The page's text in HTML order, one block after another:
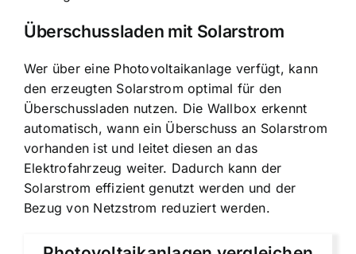
Überschussladen mit Solarstrom
Wer über eine Photovoltaikanlage verfügt, kann
den erzeugten Solarstrom optimal für den
Überschussladen nutzen. Die Wallbox erkennt
automatisch, wann ein Überschuss an Solarstrom
vorhanden ist und leitet diesen an das
Elektrofahrzeug weiter. Dadurch kann der
Solarstrom effizient genutzt werden und der
Bezug von Netzstrom reduziert werden.